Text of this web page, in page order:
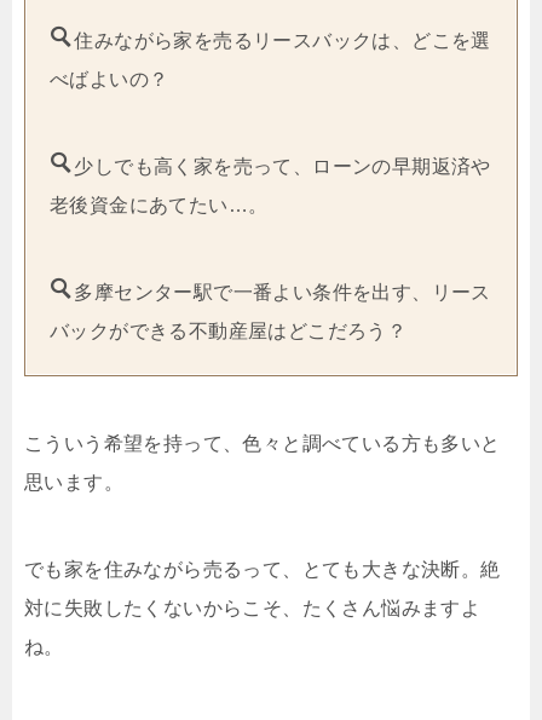
住みながら家を売るリースバックは、どこを選
べばよいの？
少しでも高く家を売って、ローンの早期返済や
老後資金にあてたい…。
多摩センター駅で一番よい条件を出す、リース
バックができる不動産屋はどこだろう？
こういう希望を持って、色々と調べている方も多いと
思います。
でも家を住みながら売るって、とても大きな決断。絶
対に失敗したくないからこそ、たくさん悩みますよ
ね。